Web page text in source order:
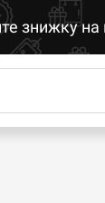
знижку на